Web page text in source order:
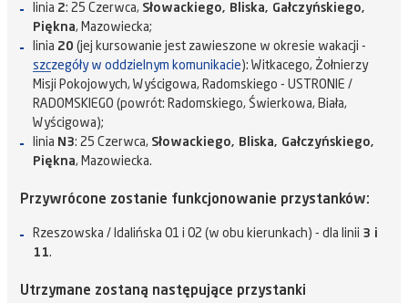
linia 2: 25 Czerwca, Słowackiego, Bliska, Gałczyńskiego,
Piękna, Mazowiecka;
linia 20 (jej kursowanie jest zawieszone w okresie wakacji -
szczegóły w oddzielnym komunikacie): Witkacego, Żołnierzy
Misji Pokojowych, Wyścigowa, Radomskiego - USTRONIE /
RADOMSKIEGO (powrót: Radomskiego, Świerkowa, Biała,
Wyścigowa);
linia N3: 25 Czerwca, Słowackiego, Bliska, Gałczyńskiego,
Piękna, Mazowiecka.
Przywrócone zostanie funkcjonowanie przystanków:
Rzeszowska / Idalińska 01 i 02 (w obu kierunkach) - dla linii 3 i
11.
Utrzymane zostaną następujące przystanki